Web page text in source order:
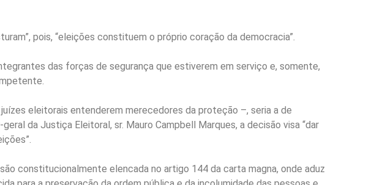
pois, “eleições constituem o próprio coração da democracia”.
das forças de segurança que estiverem em serviço e, somente,
eleitorais entenderem merecedores da proteção –, seria a de
da Justiça Eleitoral, sr. Mauro Campbell Marques, a decisão visa “dar
constitucionalmente elencada no artigo 144 da carta magna, onde aduz